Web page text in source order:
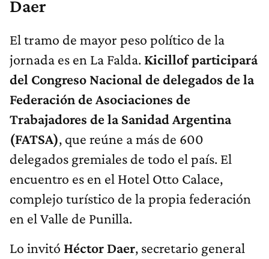
Daer
El tramo de mayor peso político de la
jornada es en La Falda. Kicillof participará
del Congreso Nacional de delegados de la
Federación de Asociaciones de
Trabajadores de la Sanidad Argentina
(FATSA), que reúne a más de 600
delegados gremiales de todo el país. El
encuentro es en el Hotel Otto Calace,
complejo turístico de la propia federación
en el Valle de Punilla.
Lo invitó Héctor Daer, secretario general